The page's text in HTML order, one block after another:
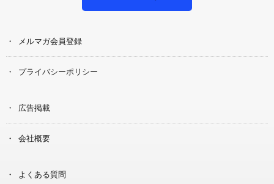
メルマガ会員登録
プライバシーポリシー
広告掲載
会社概要
よくある質問